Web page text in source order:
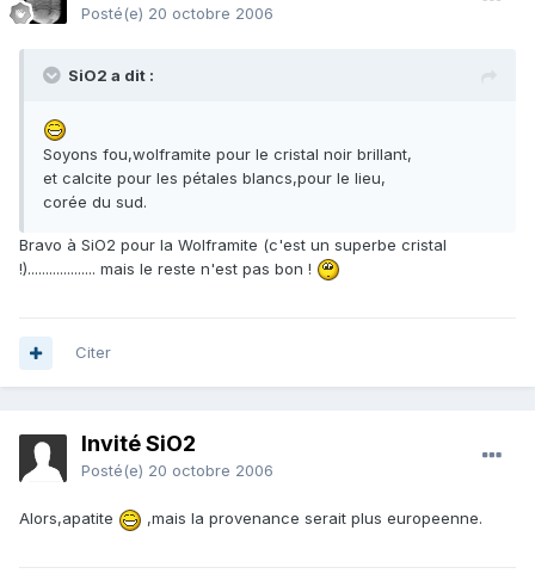
Posté(e) 20 octobre 2006
SiO2 a dit :
Soyons fou,wolframite pour le cristal noir brillant,
et calcite pour les pétales blancs,pour le lieu,
corée du sud.
Bravo à SiO2 pour la Wolframite (c'est un superbe cristal
!)................... mais le reste n'est pas bon !
Citer
Invité SiO2
Posté(e) 20 octobre 2006
Alors,apatite ,mais la provenance serait plus europeenne.